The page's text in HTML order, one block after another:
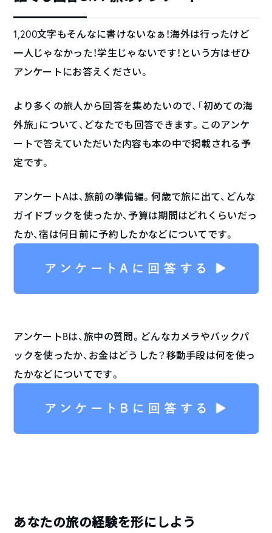
1,200文字もそんなに書けないなぁ！海外は行ったけど
一人じゃなかった！学生じゃないです！という方はぜひ
アンケートにお答えください。
より多くの旅人から回答を集めたいので、「初めての海
外旅」について、どなたでも回答できます。このアンケ
ートで答えていただいた内容も本の中で掲載される予
定です。
アンケートAは、旅前の準備編。何歳で旅に出て、どんな
ガイドブックを使ったか、予算は期間はどれくらいだっ
たか、宿は何日前に予約したかなどについてです。
アンケートBは、旅中の質問。どんなカメラやバックパ
ックを使ったか、お金はどうした？移動手段は何を使っ
たかなどについてです。
あなたの旅の経験を形にしよう